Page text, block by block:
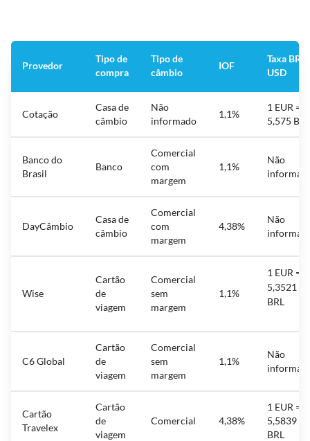
Provedor
Tipo de
compra
Tipo de
câmbio
IOF
Taxa BRL-
USD
Cotação
Casa de
câmbio
Não
informado
1,1%
1 EUR =
5,575 BRL
Banco do
Brasil
Banco
Comercial
com
margem
1,1%
Não
DayCâmbio
Casa de
câmbio
Comercial
com
margem
4,38%
Não
Wise
Cartão
de
viagem
Comercial
sem
margem
1,1%
1 EUR =
5,3521
BRL
C6 Global
Cartão
de
viagem
Comercial
sem
margem
1,1%
Não
Cartão
Travelex
Cartão
de
viagem
Comercial 4,38%
1 EUR =
5,5839
BRL